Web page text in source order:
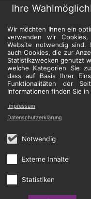
Ihre
Wir möchten Ihnen ein
verwenden wir
Website notwendig sind.
auch Cookies, die zur
Statistikzwecken genutzt
welche Kategorien Sie
dass auf Basis Ihrer
Funktionalitäten der
Informationen finden Sie
Notwendig
Externe Inhalte
Statistiken
Impressum
Datenschutzerklärung